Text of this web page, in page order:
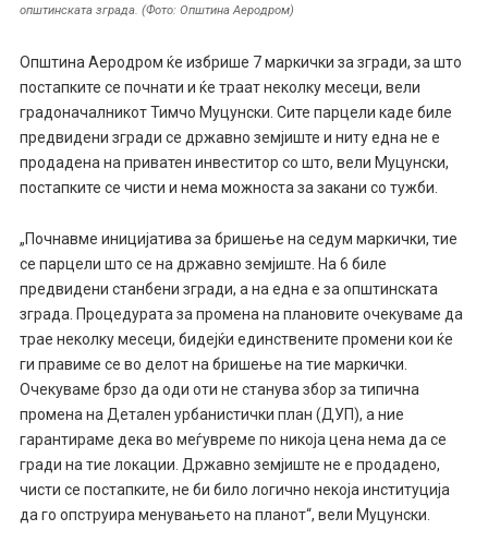
општинската зграда. (Фото: Општина Аеродром)
Општина Аеродром ќе избрише 7 маркички за згради, за што
постапките се почнати и ќе траат неколку месеци, вели
градоначалникот Тимчо Муцунски. Сите парцели каде биле
предвидени згради се државно земјиште и ниту една не е
продадена на приватен инвеститор со што, вели Муцунски,
постапките се чисти и нема можноста за закани со тужби.
„Почнавме иницијатива за бришење на седум маркички, тие
се парцели што се на државно земјиште. На 6 биле
предвидени станбени згради, а на една е за општинската
зграда. Процедурата за промена на плановите очекуваме да
трае неколку месеци, бидејќи единствените промени кои ќе
ги правиме се во делот на бришење на тие маркички.
Очекуваме брзо да оди оти не станува збор за типична
промена на Детален урбанистички план (ДУП), а ние
гарантираме дека во меѓувреме по никоја цена нема да се
гради на тие локации. Државно земјиште не е продадено,
чисти се постапките, не би било логично некоја институција
да го опструира менувањето на планот“, вели Муцунски.